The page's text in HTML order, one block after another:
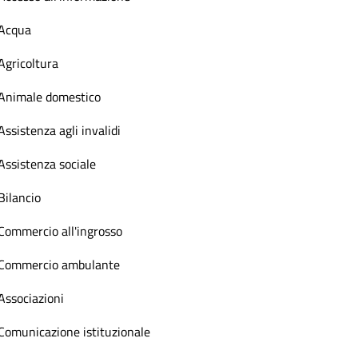
domestico
agli invalidi
sociale
all'ingrosso
ambulante
istituzionale